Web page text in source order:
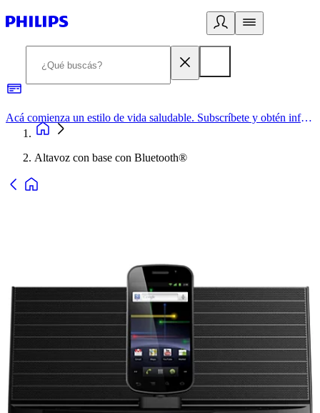
Acá comienza un estilo de vida saludable. Subscríbete y obtén información de primera mano
Altavoz con base con Bluetooth®